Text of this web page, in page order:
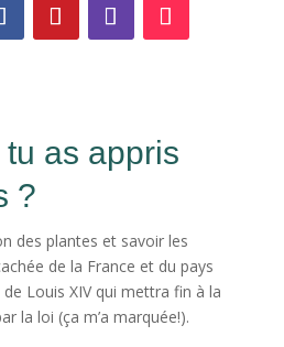
as appris
?
des plantes et savoir les
de la France et du pays
Louis XIV qui mettra fin à la
la loi (ça m’a marquée!).